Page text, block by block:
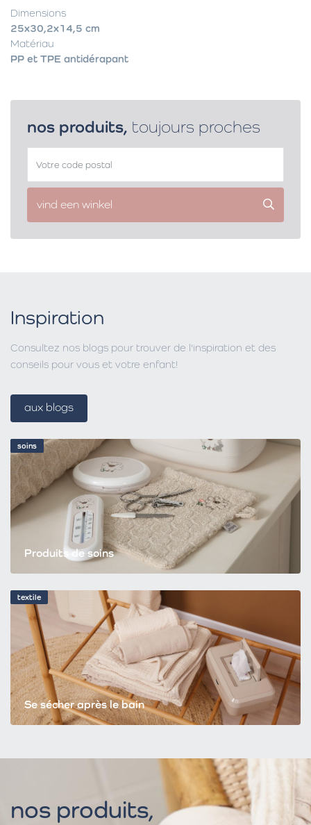
Dimensions
25x30,2x14,5 cm
Matériau
PP et TPE antidérapant
nos produits, toujours proches
vind een winkel
soins
Produits de soins
textile
Se sécher après le bain
Inspiration
Consultez nos blogs pour trouver de l'inspiration et des
conseils pour vous et votre enfant!
aux blogs
nos produits,